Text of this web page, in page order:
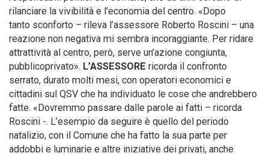
rilanciare la vivibilità e l’economia del centro. «Dopo
tanto sconforto – rileva l’assessore Roberto Roscini – una
reazione non negativa mi sembra incoraggiante. Per ridare
attrattività al centro, però, serve un’azione congiunta,
pubblicoprivato». L’ASSESSORE ricorda il confronto
serrato, durato molti mesi, con operatori economici e
cittadini sul QSV che ha individuato le cose che andrebbero
fatte. «Dovremmo passare dalle parole ai fatti – ricorda
Roscini -. L’esempio da seguire è quello del periodo
natalizio, con il Comune che ha fatto la sua parte per
addobbi e luminarie e altre iniziative dei privati, anche